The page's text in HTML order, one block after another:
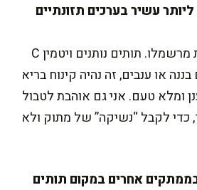
עשיר בערכים תזונתיים
תוסיפו יותר פרי ופחות מרשמלו. תותים נותנים ויטמין C
או ענבים, זה נהיה קינוח בריא
ומלא טעם. אני גם אוהבת לטבול
לקבל “נשיקה” של מתוק ולא
אחרים במקום תותים